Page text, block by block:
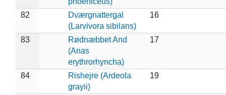
82
Dværgnattergal
(Larvivora sibilans)
16
83
Rødnæbbet And
(Anas
erythrorhyncha)
17
84
Rishejre (Ardeola
grayii)
19